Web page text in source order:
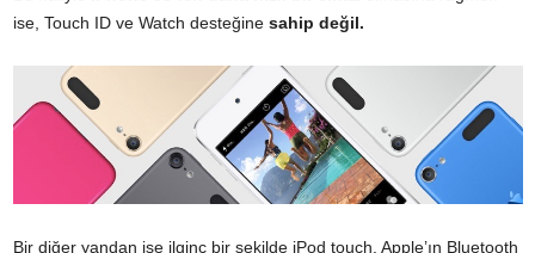
ise, Touch ID ve Watch desteğine sahip değil.
Bir diğer yandan ise ilginç bir şekilde iPod touch, Apple’ın Bluetooth